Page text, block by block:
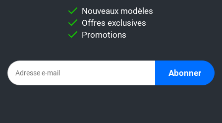
comparaison individuelle.
Important:Ne comparez jamais
abonnement automobile. En effet,
l'abonnement comprend déjà tous les coûts
de la voiture, alors que le taux de leasing ne
Nouveaux modèles
Offres exclusives
Promotions
Abonner